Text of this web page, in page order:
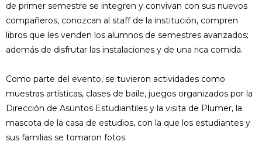
de primer semestre se integren y convivan con sus nuevos
compañeros, conozcan al staff de la institución, compren
libros que les venden los alumnos de semestres avanzados;
además de disfrutar las instalaciones y de una rica comida.
Como parte del evento, se tuvieron actividades como
muestras artísticas, clases de baile, juegos organizados por la
Dirección de Asuntos Estudiantiles y la visita de Plumer, la
mascota de la casa de estudios, con la que los estudiantes y
sus familias se tomaron fotos.